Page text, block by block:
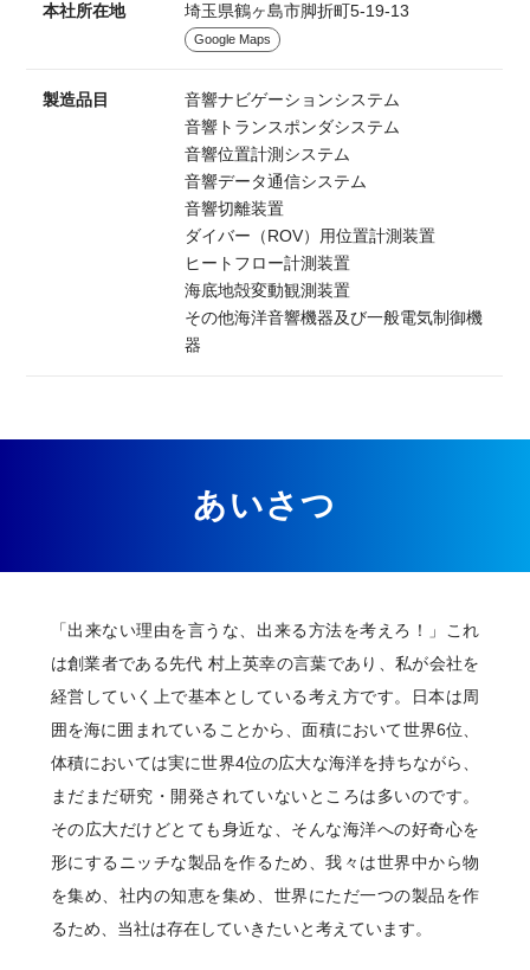
本社所在地 埼玉県鶴ヶ島市脚折町5-19-13
Google Maps
製造品目
音響ナビゲーションシステム
音響トランスポンダシステム
音響位置計測システム
音響データ通信システム
音響切離装置
ダイバー（ROV）用位置計測装置
ヒートフロー計測装置
海底地殻変動観測装置
その他海洋音響機器及び一般電気制御機
器
あいさつ
「出来ない理由を言うな、出来る方法を考えろ！」これ
は創業者である先代 村上英幸の言葉であり、私が会社を
経営していく上で基本としている考え方です。日本は周
囲を海に囲まれていることから、面積において世界6位、
体積においては実に世界4位の広大な海洋を持ちながら、
まだまだ研究・開発されていないところは多いのです。
その広大だけどとても身近な、そんな海洋への好奇心を
形にするニッチな製品を作るため、我々は世界中から物
を集め、社内の知恵を集め、世界にただ一つの製品を作
るため、当社は存在していきたいと考えています。